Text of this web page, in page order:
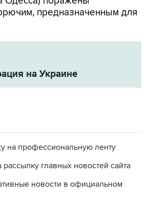
предназначенным для
на Украине
на профессиональную ленту
рассылку главных новостей сайта
новости в официальном